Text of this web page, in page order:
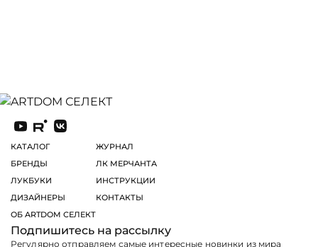
КАТАЛОГ
БРЕНДЫ
ЛУКБУКИ
ДИЗАЙНЕРЫ
ОБ ARTDOM СЕЛЕКТ
ЖУРНАЛ
ЛК МЕРЧАНТА
ИНСТРУКЦИИ
КОНТАКТЫ
Подпишитесь на рассылку
Регулярно отправляем самые интересные новинки из мира